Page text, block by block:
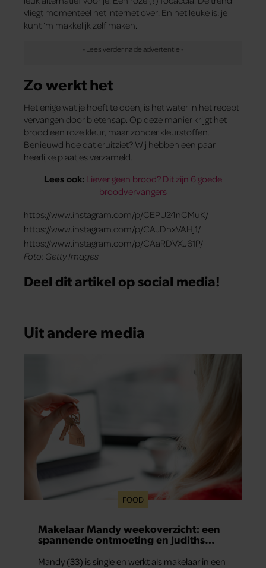
vliegt momenteel het internet over. En het leuke is: je
kunt ‘m makkelijk zelf maken.
Zo werkt het
Het enige wat je hoeft te doen, is het water in het recept
vervangen door bietensap. Op deze manier krijgt het
brood een roze kleur, maar zonder kleurstoffen.
Benieuwd hoe dat eruitziet? Wij hebben een paar
heerlijke plaatjes verzameld.
Lees ook: Liever geen brood? Dit zijn 6 goede
broodvervangers
https://www.instagram.com/p/CEPU24nCMuK/
https://www.instagram.com/p/CAJDnxVAHj1/
https://www.instagram.com/p/CAaRDVXJ61P/
Foto: Getty Images
Deel dit artikel op social media!
Uit andere media
FOOD
Makelaar Mandy weekoverzicht: een
spannende ontmoeting en Judiths
Mandy (33) is single en werkt als makelaar in een